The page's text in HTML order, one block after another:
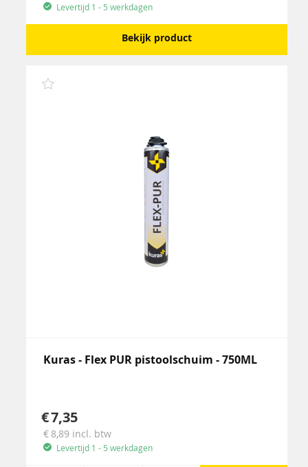
Levertijd 1 - 5 werkdagen
Bekijk product
Kuras - Flex PUR pistoolschuim - 750ML
7,35
8,89 incl. btw
Levertijd 1 - 5 werkdagen